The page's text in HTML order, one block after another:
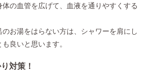
の血管を広げて、血液を通りやすくする
お湯をはらない方は、シャワーを肩にし
良いと思います。
対策！